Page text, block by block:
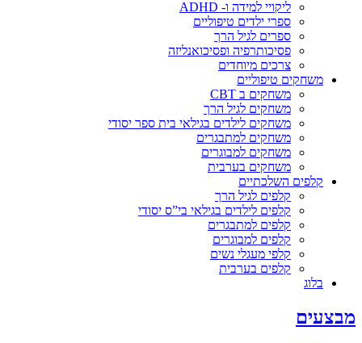
ליקויי למידה ו- ADHD
ספרי ילדים טיפוליים
ספרים לגיל הרך
פסיכותרפיה ופסיכואנליזה
צרכים מיוחדים
משחקים טיפוליים
משחקים ב CBT
משחקים לגיל הרך
משחקים לילדים בגילאי בית ספר יסודי
משחקים למתבגרים
משחקים למבוגרים
משחקים בערבית
קלפים השלכתיים
קלפים לגיל הרך
קלפים לילדים בגילאי בי”ס יסודי
קלפים למתבגרים
קלפים למבוגרים
קלפי מעגלי נשים
קלפים בערבית
בלוג
מבצעים